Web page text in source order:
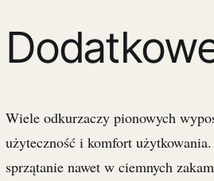
Wiele odkurzaczy pionowych
użyteczność i komfort
sprzątanie nawet w ciemnych